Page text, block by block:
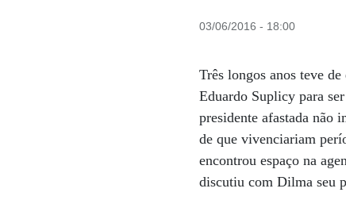
03/06/2016 - 18:00
Três longos anos teve
Eduardo Suplicy para
presidente afastada não
de que vivenciariam
encontrou espaço na
discutiu com Dilma seu